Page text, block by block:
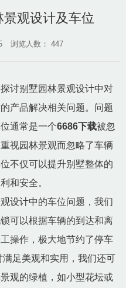
观设计及车位
浏览人数： 447
讨别墅园林景观设计中对
产品解决相关问题。问题
通常是一个6686下载被忽
视园林景观而忽略了车辆
不仅可以提升别墅整体的
和安全。
设计中的车位问题，我们
可以根据车辆的到达和离
操作，极大地节约了停车
足美观和实用，我们还可
观的绿植，如小型花坛或